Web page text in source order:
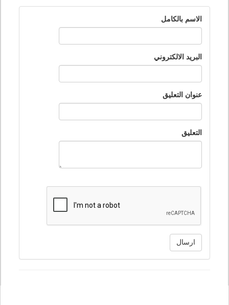
الاسم بالكامل
البريد الالكتروني
عنوان التعليق
التعليق
ارسال